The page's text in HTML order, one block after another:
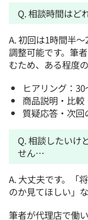
Q. 相談時間はど
A. 初回は1時間半
調整可能です。筆
むため、ある程度
ヒアリング：
商品説明・比較
質疑応答・次
Q. 相談したいけ
せん…
A. 大丈夫です。「
のか見てほしい」
筆者が代理店で働